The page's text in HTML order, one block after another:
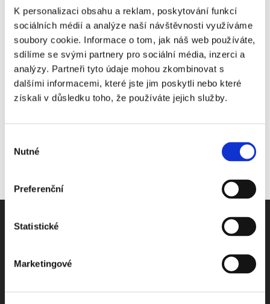
K personalizaci obsahu a reklam, poskytování funkcí
sociálních médií a analýze naší návštěvnosti využíváme
soubory cookie. Informace o tom, jak náš web používáte,
sdílíme se svými partnery pro sociální média, inzerci a
analýzy. Partneři tyto údaje mohou zkombinovat s
dalšími informacemi, které jste jim poskytli nebo které
získali v důsledku toho, že používáte jejich služby.
souhlasu
Nutné
Preferenční
Statistické
Marketingové
4. 3. 2010 | OBSAH
Share This Story, Choose Your Platform!
Odebírejte Beck-online